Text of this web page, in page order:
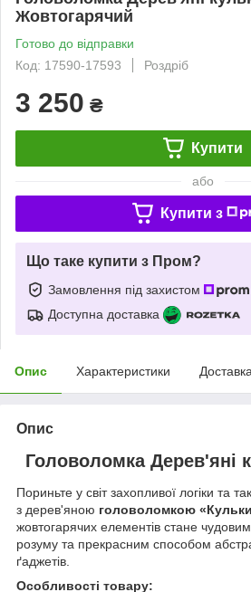
Жовтогарячий
Готово до відправки
Код: 17590-17593
Роздріб
3 250 ₴
Купити
або
Купити з
Що таке купити з Пром?
Замовлення під захистом
Доступна доставка
Опис Характеристики Доставка
Опис
Головоломка Дерев'яні
Пориньте у світ захопливої логіки та
з дерев'яною головоломкою
жовтогарячих елементів стане
розуму та прекрасним способом
ґаджетів.
Особливості товару: